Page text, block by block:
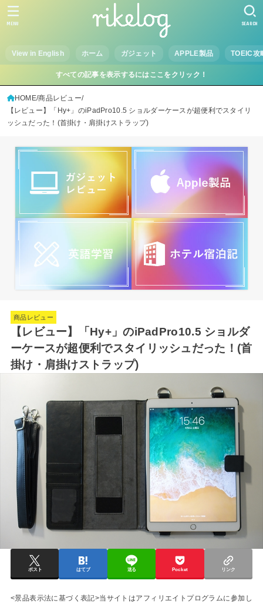
View in English ホーム ガジェット APPLE製品 TOEIC攻
SEARCH
MENU
すべての記事を表示するにはここをクリック！
HOME 商品レビュー
【レビュー】「Hy+」のiPadPro10.5 ショルダーケースが超便利でスタイリ
ッシュだった！(首掛け・肩掛けストラップ)
商品レビュー
【レビュー】「Hy+」のiPadPro10.5 ショルダ
ーケースが超便利でスタイリッシュだった！(首
掛け・肩掛けストラップ)
ポスト はてブ 送る Pocket リンク
<景品表示法に基づく表記>当サイトはアフィリエイトプログラムに参加し